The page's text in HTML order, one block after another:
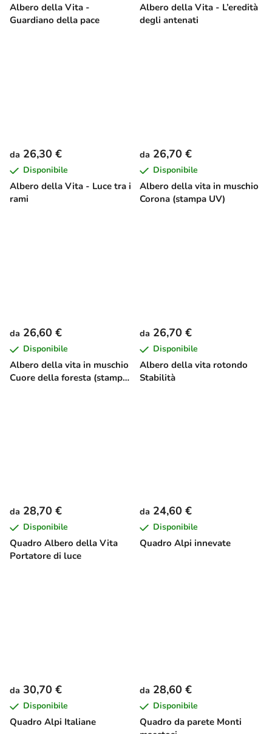
Albero della Vita -
Guardiano della pace
Albero della Vita - L’eredità
degli antenati
Albero della Vita - Luce tra i
rami
da 26,30 €
Disponibile
Albero della vita in muschio
Corona (stampa UV)
da 26,70 €
Disponibile
Albero della vita in muschio
Cuore della foresta (stampa
da 26,60 €
Disponibile
Albero della vita rotondo
Stabilità
da 26,70 €
Disponibile
Quadro Albero della Vita
Portatore di luce
da 28,70 €
Disponibile
Quadro Alpi innevate
da 24,60 €
Disponibile
Quadro Alpi Italiane
da 30,70 €
Disponibile
Quadro da parete Monti
da 28,60 €
Disponibile